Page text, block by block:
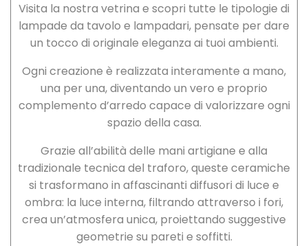
Visita la nostra vetrina e scopri tutte le tipologie di
lampade da tavolo e lampadari, pensate per dare
un tocco di originale eleganza ai tuoi ambienti.
Ogni creazione è realizzata interamente a mano,
una per una, diventando un vero e proprio
complemento d’arredo capace di valorizzare ogni
spazio della casa.
Grazie all’abilità delle mani artigiane e alla
tradizionale tecnica del traforo, queste ceramiche
si trasformano in affascinanti diffusori di luce e
ombra: la luce interna, filtrando attraverso i fori,
crea un’atmosfera unica, proiettando suggestive
geometrie su pareti e soffitti.